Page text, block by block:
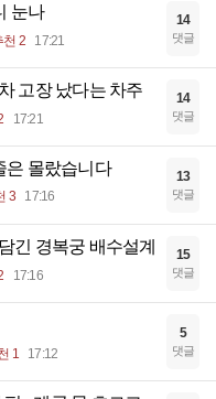
눈나
천 2 17:21
14
댓글
고장 났다는 차주
17:21
14
댓글
은 몰랐습니다
3 17:16
13
댓글
긴 경복궁 배수설계
17:16
15
댓글
1 17:12
5
댓글